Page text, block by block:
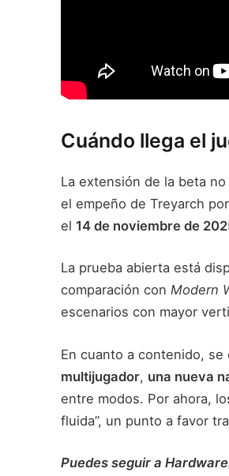
Cuándo llega el
La extensión de la beta
el empeño de Treyarch por
el 14 de noviembre de
La prueba abierta está
comparación con Modern
escenarios con mayor
En cuanto a contenido,
multijugador, una nueva
entre modos. Por ahora,
fluida”, un punto a favor
Puedes seguir a